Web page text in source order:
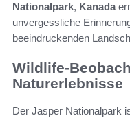
Nationalpark, Kanada
unvergessliche
beeindruckenden
Wildlife-
Naturerlebnisse
Der Jasper Nationalpark